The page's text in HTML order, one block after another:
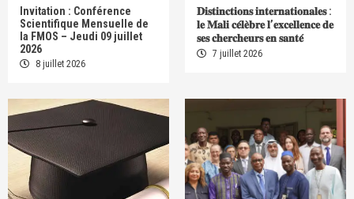
Invitation : Conférence
Scientifique Mensuelle de
la FMOS – Jeudi 09 juillet
2026
8 juillet 2026
𝐃𝐢𝐬𝐭𝐢𝐧𝐜𝐭𝐢𝐨𝐧𝐬 𝐢𝐧𝐭𝐞𝐫𝐧𝐚𝐭𝐢𝐨𝐧𝐚𝐥𝐞𝐬 :
𝐥𝐞 𝐌𝐚𝐥𝐢 𝐜𝐞́𝐥𝐞̀𝐛𝐫𝐞 𝐥’𝐞𝐱𝐜𝐞𝐥𝐥𝐞𝐧𝐜𝐞 𝐝𝐞
𝐬𝐞𝐬 𝐜𝐡𝐞𝐫𝐜𝐡𝐞𝐮𝐫𝐬 𝐞𝐧 𝐬𝐚𝐧𝐭𝐞́
7 juillet 2026